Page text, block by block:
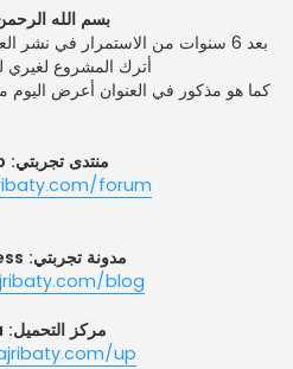
ك
بسم الله
بعد 6 سنوات من الاستمرار في نشر
أترك المشروع لغيري
كما هو مذكور في العنوان أعرض اليوم
منتدى تجربتي: phpbb
forum
مدونة تجربتي: wordpress
blog
مركز التحميل: kleeja
up